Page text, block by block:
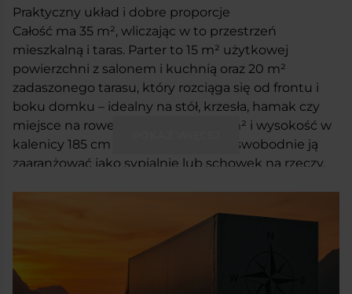
Praktyczny układ i dobre proporcje
Całość ma 35 m², wliczając w to przestrzeń
mieszkalną i taras. Parter to 15 m² użytkowej
powierzchni z salonem i kuchnią oraz 20 m²
zadaszonego tarasu, który rozciąga się od frontu i
boku domku – idealny na stół, krzesła, hamak czy
miejsce na rower. Antresola ma 10 m² i wysokość w
kalenicy 185 cm – wystarczająco, by swobodnie ją
zaaranżować jako sypialnię lub schowek na rzeczy.
centrum dzielą przestrzeń funkcjonalnie. Cała
konstrukcja ma 465 cm wysokości, a ściany 240 cm,
co sprawia, że w środku jest po prostu wygodnie.